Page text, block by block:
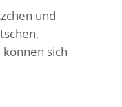
und
sich